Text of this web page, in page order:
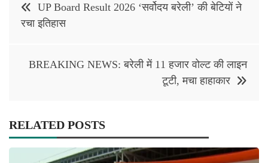
navigation
UP Board Result 2026 ‘सर्वोदय बरेली’ की बेटियों ने
रचा इतिहास
BREAKING NEWS: बरेली में 11 हजार वोल्ट की लाइन
टूटी, मचा हाहाकार
RELATED POSTS